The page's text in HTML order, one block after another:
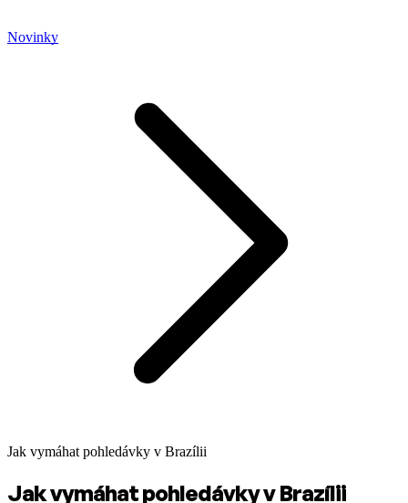
Novinky
Jak vymáhat pohledávky v Brazílii
Jak vymáhat pohledávky v Brazílii